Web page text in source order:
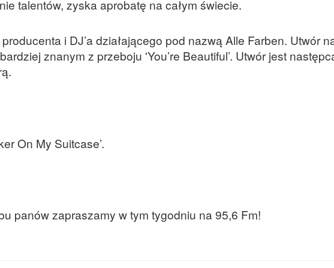
talentów, zyska aprobatę na całym świecie.
i DJ’a działającego pod nazwą Alle Farben. Utwór
znanym z przeboju 'You’re Beautiful’. Utwór jest
On My Suitcase’.
panów zapraszamy w tym tygodniu na 95,6 Fm!